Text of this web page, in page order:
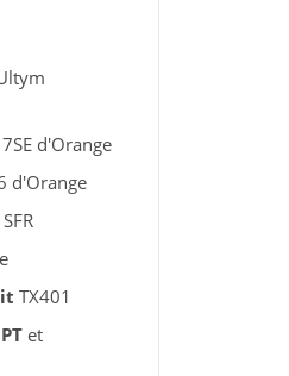
d'Orange
d'Orange
TX401
et